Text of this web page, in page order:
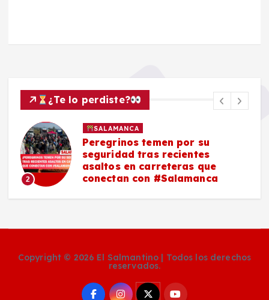
¿Te lo perdiste?
2
SALAMANCA
Peregrinos temen por su
seguridad tras recientes
asaltos en carreteras que
conectan con #Salamanca
Copyright © 2026 El Salmantino | Todos los derechos
reservados.